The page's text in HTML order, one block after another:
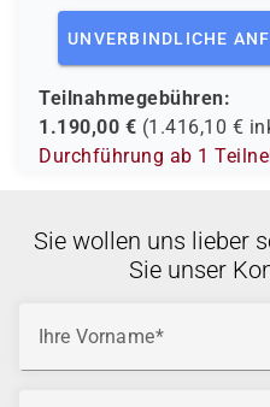
UNVERBINDLICHE
Teilnahmegebühren:
1.190,00 € (1.416,10 €
Durchführung ab 1
Sie wollen uns lieber
Sie unser
Ihre Vorname